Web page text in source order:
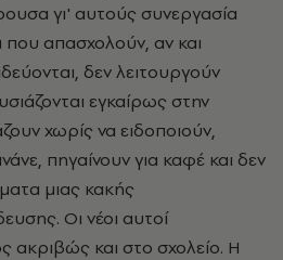
γι' αυτούς συνεργασία
που απασχολούν, αν και
δεν λειτουργούν
εγκαίρως στην
χωρίς να ειδοποιούν,
πηγαίνουν για καφέ και δεν
μιας κακής
Οι νέοι αυτοί
ακριβώς και στο σχολείο. Η